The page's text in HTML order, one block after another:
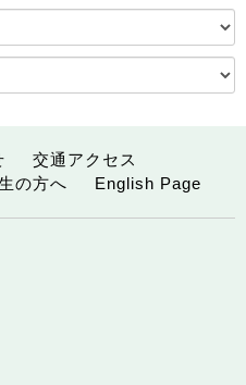
交通アクセス
の方へ English Page